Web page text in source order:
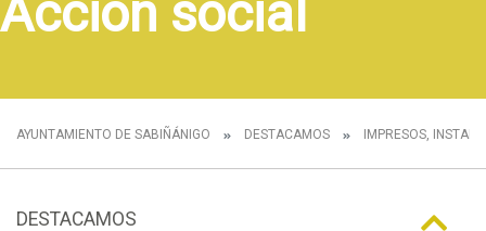
Acción social
AYUNTAMIENTO DE SABIÑÁNIGO DESTACAMOS IMPRESOS,
DESTACAMOS